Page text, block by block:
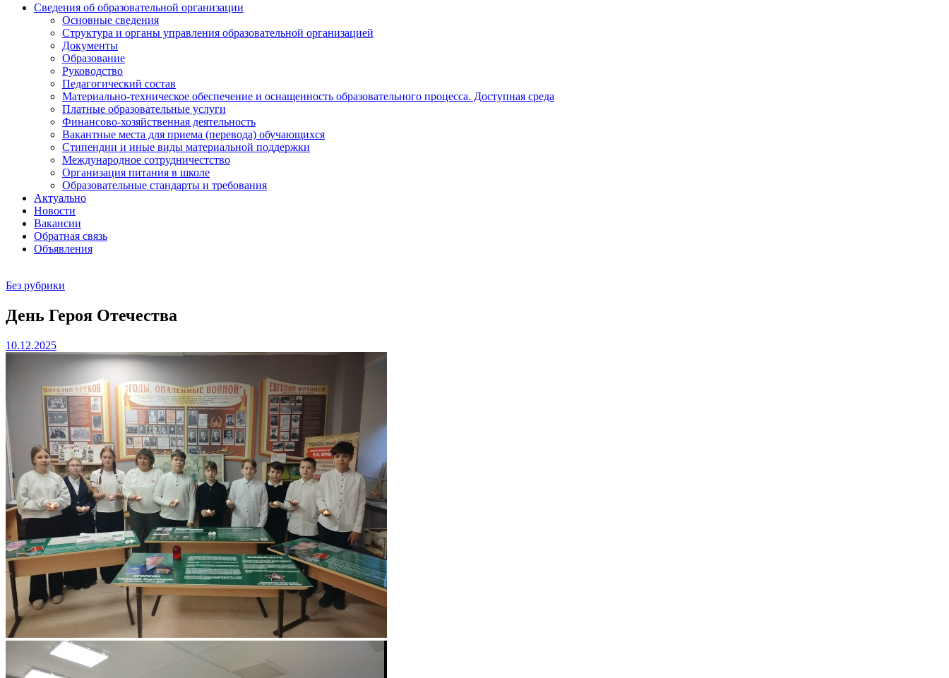
Сведения об образовательной организации
Основные сведения
Структура и органы управления образовательной организацией
Документы
Образование
Руководство
Педагогический состав
Материально-техническое обеспечение и оснащенность образовательного процесса. Доступная среда
Платные образовательные услуги
Финансово-хозяйственная деятельность
Вакантные места для приема (перевода) обучающихся
Стипендии и иные виды материальной поддержки
Международное сотрудничестство
Организация питания в школе
Образовательные стандарты и требования
Актуально
Новости
Вакансии
Обратная связь
Объявления
Без рубрики
День Героя Отечества
10.12.2025